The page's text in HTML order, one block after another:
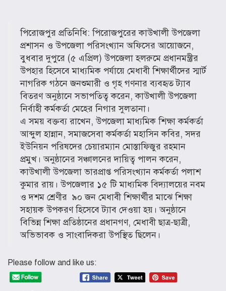
পিরোজপুর প্রতিনিধি: পিরোজপুরের কাউখালী উপজেলা
প্রশাসন ও উপজেলা পরিসংখ্যান অফিসের আয়োজনে,
বুধবার দুপুরে (৫ এপ্রিল) উপজেলা হলরুমে প্রধানমন্ত্রীর
উপহার হিসেবে মাধ্যমিক পর্যায়ে মেধাবী শিক্ষার্থীদের স্মার্ট
নাগরিক গঠনে জনশুমারী ও গৃহ গণনার ব্যবহৃত ট্যাব
বিতরণ অনুষ্ঠানে সভাপতিত্ব করেন, কাউখালী উপজেলা
নির্বাহী কর্মকর্তা মেহের নিগার সুলতানা।
এ সময় বক্তব্য রাখেন, উপজেলা মাধ্যমিক শিক্ষা কর্মকর্তা
আব্দুল হান্নান, সমাজসেবা কর্মকর্তা মহাসিন কবির, সদর
ইউনিয়ন পরিষদের চেয়ারম্যান মোস্তাফিজুর রহমান
প্রমুখ। অনুষ্ঠানের সঞ্চালনের দায়িত্ব পালন করেন,
কাউখালী উপজেলা ভারপ্রাপ্ত পরিসংখ্যান কর্মকর্তা পলাশ
কুমার রায়। উপজেলার ১৫ টি মাধ্যমিক বিদ্যালয়ের নবম
ও দশম শ্রেণীর ৯০ জন মেধাবী শিক্ষার্থীর মাঝে শিক্ষা
সহায়ক উপকরণ হিসেবে ট্যাব দেওয়া হয়। অনুষ্ঠানে
বিভিন্ন শিক্ষা প্রতিষ্ঠানের প্রধানগণ, মেধাবী ছাত্র-ছাত্রী,
অভিভাবক ও সাংবাদিকরা উপস্থিত ছিলেন।
Please follow and like us: